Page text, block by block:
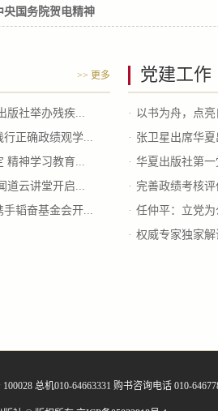
央国务院贺电精神
>> 更多
版社举办残疾...
正确政绩观学...
精神学习教育...
道云讲堂开启...
韬奋基金会开...
党建工作
· 以书为舟，点
· 张卫星出席华
· 华夏出版社第
· 完善政绩考核
· 任仲平：立党
· 权威专家独家解
总机010-64663331 购书咨询电话 010-